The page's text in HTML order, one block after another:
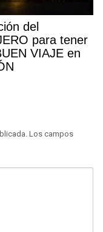
del
para tener
VIAJE en
Los campos